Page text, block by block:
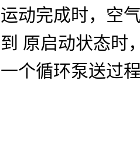
完成时，空气
原启动状态时
个循环泵送过